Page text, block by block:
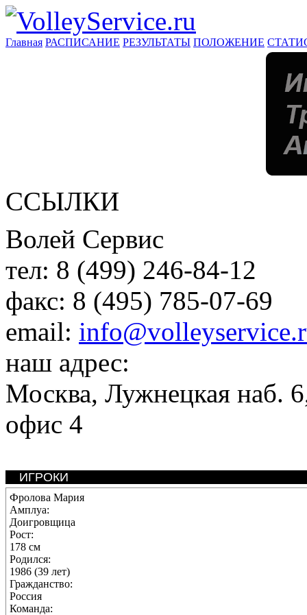
Главная РАСПИСАНИЕ РЕЗУЛЬТАТЫ ПОЛОЖЕНИЕ
ССЫЛКИ
Волей Сервис
тел: 8 (499) 246-84-12
факс: 8 (495) 785-07-69
email:
наш адрес:
Москва, Лужнецкая наб.
офис 4
ИГРОКИ
Фролова Мария
Амплуа:
Доигровщица
Рост:
178 см
Родился:
1986 (39 лет)
Гражданство:
Россия
Команда: